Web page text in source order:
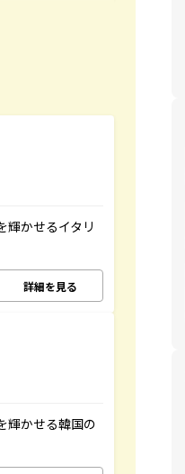
輝かせるイタリ
詳細を見る
輝かせる韓国の